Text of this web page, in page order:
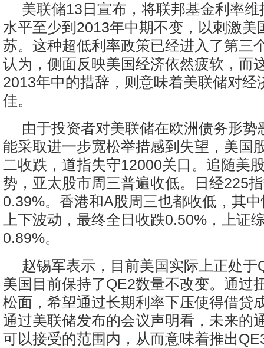
美联储13日宣布，将联邦基金利率
水平至少到2013年中期不变，以刺激美
苏。这种超低利率政策已经进入了第三
认为，侧面反映美国经济依然疲软，而
2013年中的措辞，则意味着美联储对经
佳。
由于投资者对美联储在欧洲债务形势
能采取进一步宽松举措感到失望，美国
二收跌，道指失守12000关口。追随美
势，亚太股市周三普遍收低。日经225
0.39%。香港和A股周三也都收低，其
上下波动，最终全日收跌0.50%，上证
0.89%。
赵锡军表示，目前美国实际上正处于
美国目前保持了QE2数量不改变。通过
松面，希望通过长期利率下压使得借贷
通过美联储发布的会议声明看，未来的
可以接受的范围内，从而意味着推出